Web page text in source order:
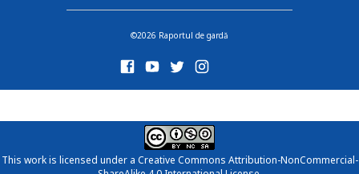
©2026 Raportul de gardă
This work is licensed under a Creative Commons Attribution-NonCommercial-